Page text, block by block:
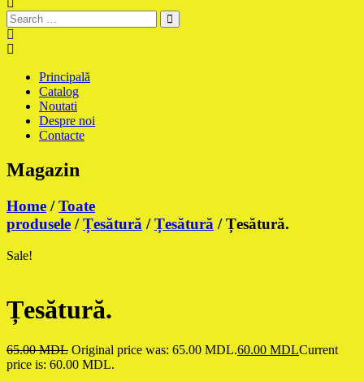
Principală
Catalog
Noutati
Despre noi
Contacte
Magazin
Home /Toate
produsele /Țesătură /Țesătură / Țesătură.
Sale!
Țesătură.
65.00MDL Original price was: 65.00 MDL.60.00 MDLCurrent
price is: 60.00 MDL.